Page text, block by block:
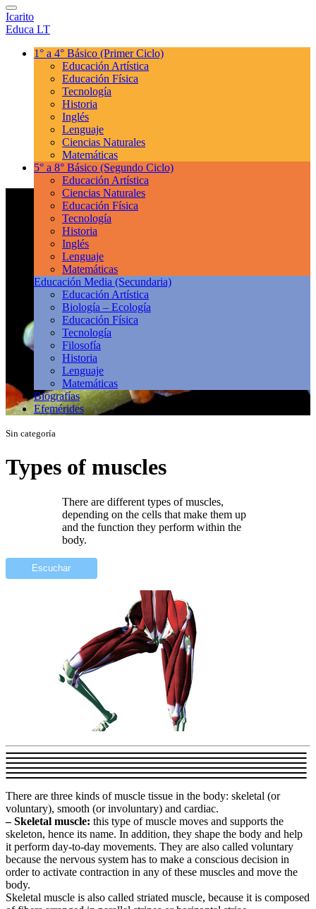
Icarito
Educa LT
1° a 4° Básico (Primer Ciclo)
Educación Artística
Educación Física
Tecnología
Historia
Inglés
Lenguaje
Ciencias Naturales
Matemáticas
5° a 8° Básico (Segundo Ciclo)
Educación Artística
Ciencias Naturales
Educación Física
Tecnología
Historia
Inglés
Lenguaje
Matemáticas
Educación Media (Secundaria)
Educación Artística
Biología – Ecología
Educación Física
Tecnología
Filosofía
Historia
Lenguaje
Matemáticas
Biografías
Efemérides
Sin categoría
Types of muscles
There are different types of muscles,
depending on the cells that make them up
and the function they perform within the
body.
Escuchar
There are three kinds of muscle tissue in the body: skeletal (or
voluntary), smooth (or involuntary) and cardiac.
– Skeletal muscle: this type of muscle moves and supports the
skeleton, hence its name. In addition, they shape the body and help
it perform day-to-day movements. They are also called voluntary
because the nervous system has to make a conscious decision in
order to activate contraction in any of these muscles and move the
body.
Skeletal muscle is also called striated muscle, because it is composed